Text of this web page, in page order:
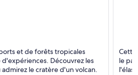
et Ports
et de forêts tropicales
Découvrez les
le cratère d'un volcan.
Cette
le